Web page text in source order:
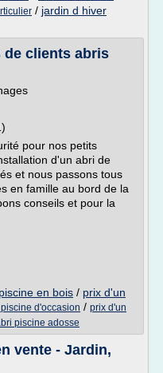
/ jardin d hiver
de clients abris
pour nos petits
d'un abri de
et nous passons tous
en famille au bord de la
conseils et pour la
en bois / prix d'un
d'occasion / prix d'un
piscine adosse
vente - Jardin,